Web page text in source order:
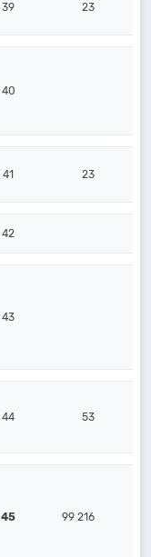
39 23
40
41 23
42
43
44 53
45 99 216